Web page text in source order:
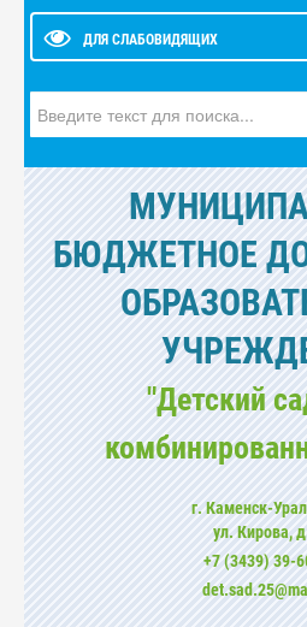
ДЛЯ СЛАБОВИДЯЩИХ
БЮДЖЕТНОЕ
"Детский
г. Каменск-
ул. Кирова,
+7 (3439) 39-